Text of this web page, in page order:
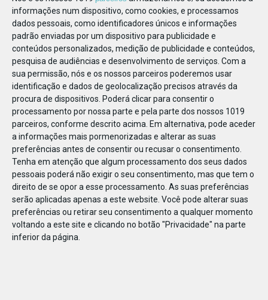
informações num dispositivo, como cookies, e processamos
dados pessoais, como identificadores únicos e informações
padrão enviadas por um dispositivo para publicidade e
conteúdos personalizados, medição de publicidade e conteúdos,
pesquisa de audiências e desenvolvimento de serviços. Com a
sua permissão, nós e os nossos parceiros poderemos usar
identificação e dados de geolocalização precisos através da
procura de dispositivos. Poderá clicar para consentir o
processamento por nossa parte e pela parte dos nossos 1019
parceiros, conforme descrito acima. Em alternativa, pode aceder
a informações mais pormenorizadas e alterar as suas
preferências antes de consentir ou recusar o consentimento.
Tenha em atenção que algum processamento dos seus dados
pessoais poderá não exigir o seu consentimento, mas que tem o
direito de se opor a esse processamento. As suas preferências
serão aplicadas apenas a este website. Você pode alterar suas
preferências ou retirar seu consentimento a qualquer momento
voltando a este site e clicando no botão "Privacidade" na parte
inferior da página.
48414357764301